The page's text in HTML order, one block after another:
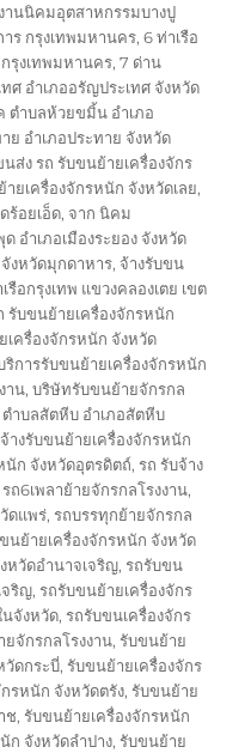
านนิคมอุตสาหกรรมบางปู
ร กรุงเทพมหานคร,6 ท่าเรือ
กรุงเทพมหานคร,7 ด่าน
ศ อำเภออรัญประเทศ จังหวัด
ตำบลห้วยขมิ้น อำเภอ
ย อำเภอประทาย จังหวัด
นส่ง รถ รับขนย้ายเครื่องจักร
ยเครื่องจักรหนัก จังหวัดเลย,
ร้อยเอ็ด, จาก นิคม
อำเภอเมืองระยอง จังหวัด
งหวัดมุกดาหาร, จ้างรับขน
รือกรุงเทพ แขวงคลองเตย เขต
รับขนย้ายเครื่องจักรหนัก
เครื่องจักรหนัก จังหวัด
ริการรับขนย้ายเครื่องจักรหนัก
าน,บริษัทรับขนย้ายจักรกล
ตำบลสัตหีบ อำเภอสัตหีบ
างรับขนย้ายเครื่องจักรหนัก
นัก จังหวัดอุตรดิตถ์,รถ รับจ้าง
รถ6เพลาย้ายจักรกลโรงงาน,
ดแพร่,รถบรรทุกย้ายจักรกล
นย้ายเครื่องจักรหนัก จังหวัด
หวัดอำนาจเจริญ,รถรับขน
จริญ,รถรับขนย้ายเครื่องจักร
จังหวัด,รถรับขนเครื่องจักร
ยจักรกลโรงงาน,รับขนย้าย
วัดกระบี่,รับขนย้ายเครื่องจักร
รหนัก จังหวัดตรัง,รับขนย้าย
ช,รับขนย้ายเครื่องจักรหนัก
ก จังหวัดลำปาง,รับขนย้าย